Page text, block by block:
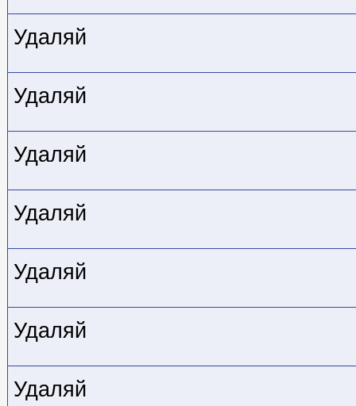
Удаляй
Удаляй
Удаляй
Удаляй
Удаляй
Удаляй
Удаляй